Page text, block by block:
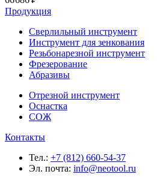
Продукция
Сверлильный инструмент
Инструмент для зенкования
Резьбонарезной инструмент
Фрезерование
Абразивы
Отрезной инструмент
Оснастка
СОЖ
Контакты
Тел.: +7 (812) 660-54-37
Эл. почта: info@neotool.ru